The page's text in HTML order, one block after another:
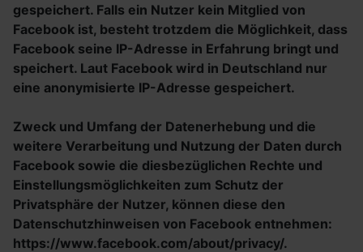
gespeichert. Falls ein Nutzer kein Mitglied von
Facebook ist, besteht trotzdem die Möglichkeit, dass
Facebook seine IP-Adresse in Erfahrung bringt und
speichert. Laut Facebook wird in Deutschland nur
eine anonymisierte IP-Adresse gespeichert.
Zweck und Umfang der Datenerhebung und die
weitere Verarbeitung und Nutzung der Daten durch
Facebook sowie die diesbezüglichen Rechte und
Einstellungsmöglichkeiten zum Schutz der
Privatsphäre der Nutzer, können diese den
Datenschutzhinweisen von Facebook entnehmen:
https://www.facebook.com/about/privacy/.